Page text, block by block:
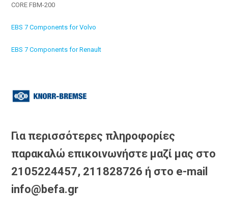
CORE FBM-200
EBS 7 Components for Volvo
EBS 7 Components for Renault
Για περισσότερες πληροφορίες
παρακαλώ επικοινωνήστε μαζί μας στο
2105224457, 211828726 ή στο e-mail
info@befa.gr